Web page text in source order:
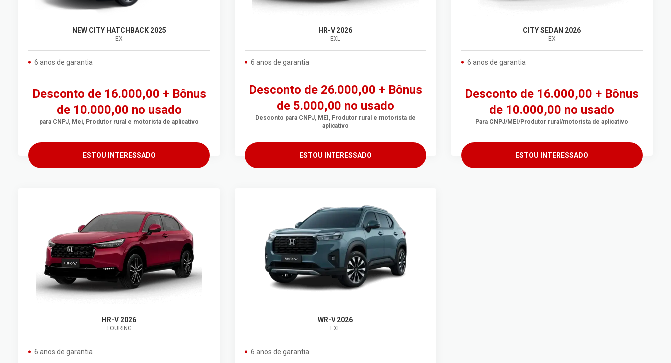
NEW CITY HATCHBACK 2025
EX
6 anos de garantia
Desconto de 16.000,00 + Bônus
de 10.000,00 no usado
para CNPJ, Mei, Produtor rural e motorista de aplicativo
ESTOU INTERESSADO
HR-V 2026
EXL
6 anos de garantia
Desconto de 26.000,00 + Bônus
de 5.000,00 no usado
Desconto para CNPJ, MEI, Produtor rural e motorista de
aplicativo
ESTOU INTERESSADO
CITY SEDAN 2026
EX
6 anos de garantia
Desconto de 16.000,00 + Bônus
de 10.000,00 no usado
Para CNPJ/MEI/Produtor rural/motorista de aplicativo
ESTOU INTERESSADO
HR-V 2026
TOURING
6 anos de garantia
WR-V 2026
EXL
6 anos de garantia